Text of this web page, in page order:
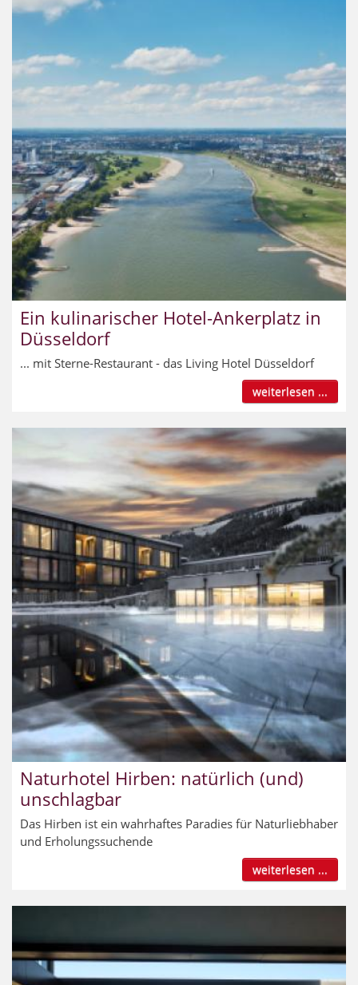
Ein kulinarischer Hotel-Ankerplatz in
Düsseldorf
... mit Sterne-Restaurant - das Living Hotel Düsseldorf
weiterlesen ...
Naturhotel Hirben: natürlich (und)
unschlagbar
Das Hirben ist ein wahrhaftes Paradies für Naturliebhaber
und Erholungssuchende
weiterlesen ...